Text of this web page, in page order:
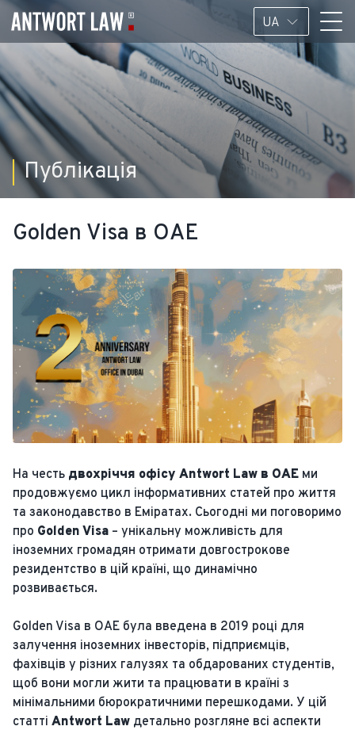
UA
Публікація
Golden Visa в ОАЕ
На честь двохріччя офісу Antwort Law в ОАЕ ми
продовжуємо цикл інформативних статей про життя
та законодавство в Еміратах. Сьогодні ми поговоримо
про Golden Visa – унікальну можливість для
іноземних громадян отримати довгострокове
резидентство в цій країні, що динамічно
розвивається.
Golden Visa в ОАЕ була введена в 2019 році для
залучення іноземних інвесторів, підприємців,
фахівців у різних галузях та обдарованих студентів,
щоб вони могли жити та працювати в країні з
мінімальними бюрократичними перешкодами. У цій
статті Antwort Law детально розгляне всі аспекти